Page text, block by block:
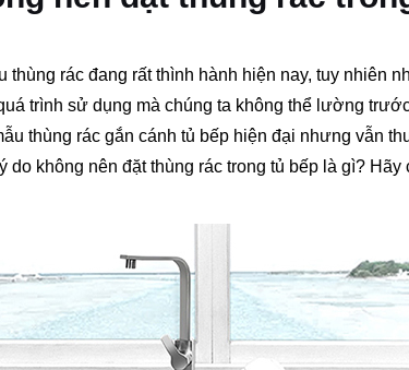
thùng rác đang rất thình hành hiện nay, tuy nhiên
trình sử dụng mà chúng ta không thể lường
thùng rác gắn cánh tủ bếp hiện đại nhưng vẫn
không nên đặt thùng rác trong tủ bếp là gì? Hãy